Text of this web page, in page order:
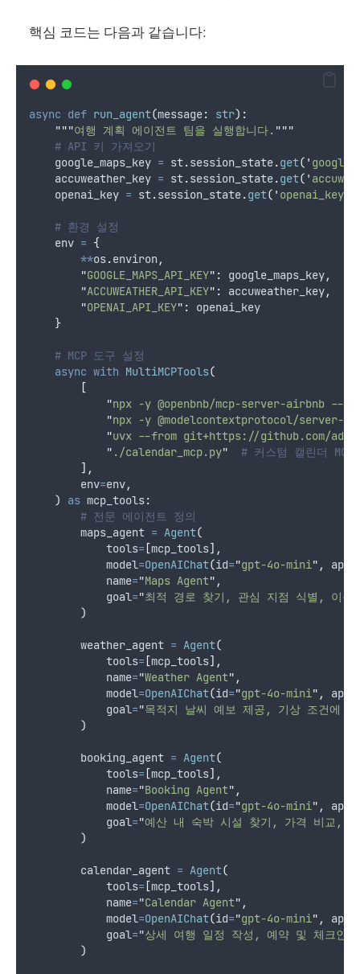
⠀ 핵심 코드는 다음과 같습니다:
async def run_agent(message: str):
"""여행 계획 에이전트 팀을 실행합니다. """
# API 키 가져오기
    google_maps_key
= st.session_state.get( '
    accuweather_key
= st.session_state.get( '
    openai_key
= st.session_state.get( ' openai_key
# 환경 설정
    env
= {
**os.environ,
"GOOGLE_MAPS_API_KEY" : google_maps_key,
"ACCUWEATHER_API_KEY" : accuweather_key,
"OPENAI_API_KEY" :
openai_key
}
# MCP 도구 설정
async with MultiMCPTools(
[
"npx -y @openbnb/mcp-server-airbnb --
"npx -y @modelcontextprotocol/server-
"uvx --from git+https://github.com/
" ./calendar_mcp.py"
# 커스텀 캘린더 MCP
],
env=env,
)
as mcp_tools:
# 전문 에이전트 정의
        maps_agent
= Agent(
tools= [mcp_tools],
model=OpenAIChat(id="gpt-4o-mini" ,
name="Maps Agent" ,
goal="최적 경로 찾기, 관심 지점 식별, 이동
)
        weather_agent
= Agent(
tools= [mcp_tools],
name="Weather Agent" ,
model=OpenAIChat(id="gpt-4o-mini" ,
goal="목적지 날씨 예보 제공, 기상 조건에
)
        booking_agent
= Agent(
tools= [mcp_tools],
name="Booking Agent" ,
model=OpenAIChat(id="gpt-4o-mini" ,
goal="예산 내 숙박 시설 찾기, 가격 비교,
)
        calendar_agent
= Agent(
tools= [mcp_tools],
name="Calendar Agent" ,
model=OpenAIChat(id="gpt-4o-mini" ,
goal="상세 여행 일정 작성, 예약 및 체크인
)